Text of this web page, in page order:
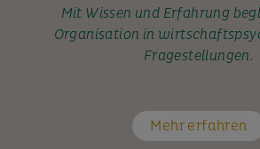
Mit Wissen und Erfahrung
Organisation in
Fragestellungen.
Mehr erfahren